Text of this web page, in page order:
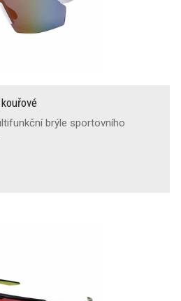
brýle sportovního